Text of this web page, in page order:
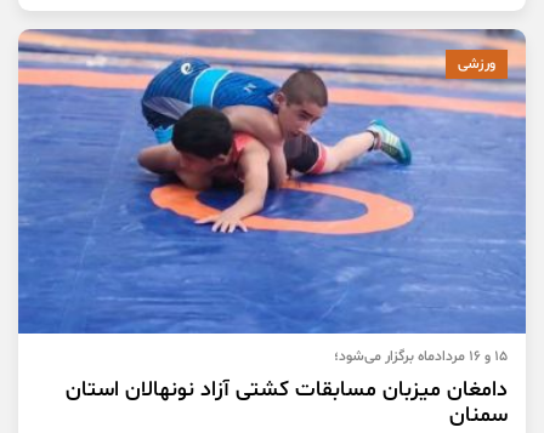
ورزشی
۱۵ و ۱۶ مردادماه برگزار می‌شود؛
دامغان میزبان مسابقات کشتی آزاد نونهالان استان
سمنان